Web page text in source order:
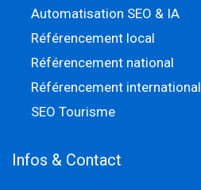
Automatisation SEO & IA
Référencement local
Référencement national
Référencement international
SEO Tourisme
Infos & Contact